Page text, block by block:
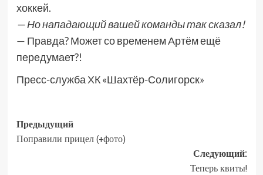
хоккей.
— Но нападающий вашей команды так сказал!
— Правда? Может со временем Артём ещё
передумает?!
Пресс-служба ХК «Шахтёр-Солигорск»
Предыдущий
Поправили прицел (+фото)
Следующий:
Теперь квиты!